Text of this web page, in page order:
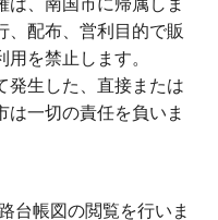
は、南国市に帰属しま
、配布、営利目的で販
を禁止します。
発生した、直接または
は一切の責任を負いま
台帳図の閲覧を行いま